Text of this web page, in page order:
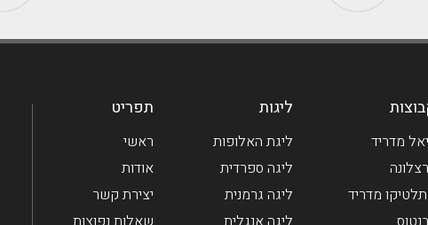
מדריד
מדריד
ליגות
ליגת האלופות
ליגה ספרדית
ליגה גרמנית
תפריט
ראשי
אודות
יצירת קשר